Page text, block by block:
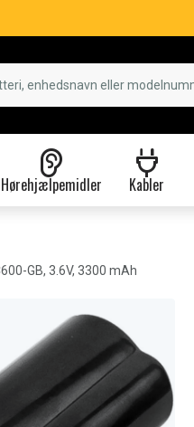
Hørehjælpemidler Kabler
GB, 3.6V, 3300 mAh